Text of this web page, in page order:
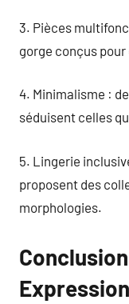
3. Pièces
gorge conçus
4. Minimalisme :
séduisent celles
5. Lingerie
proposent des
morphologies.